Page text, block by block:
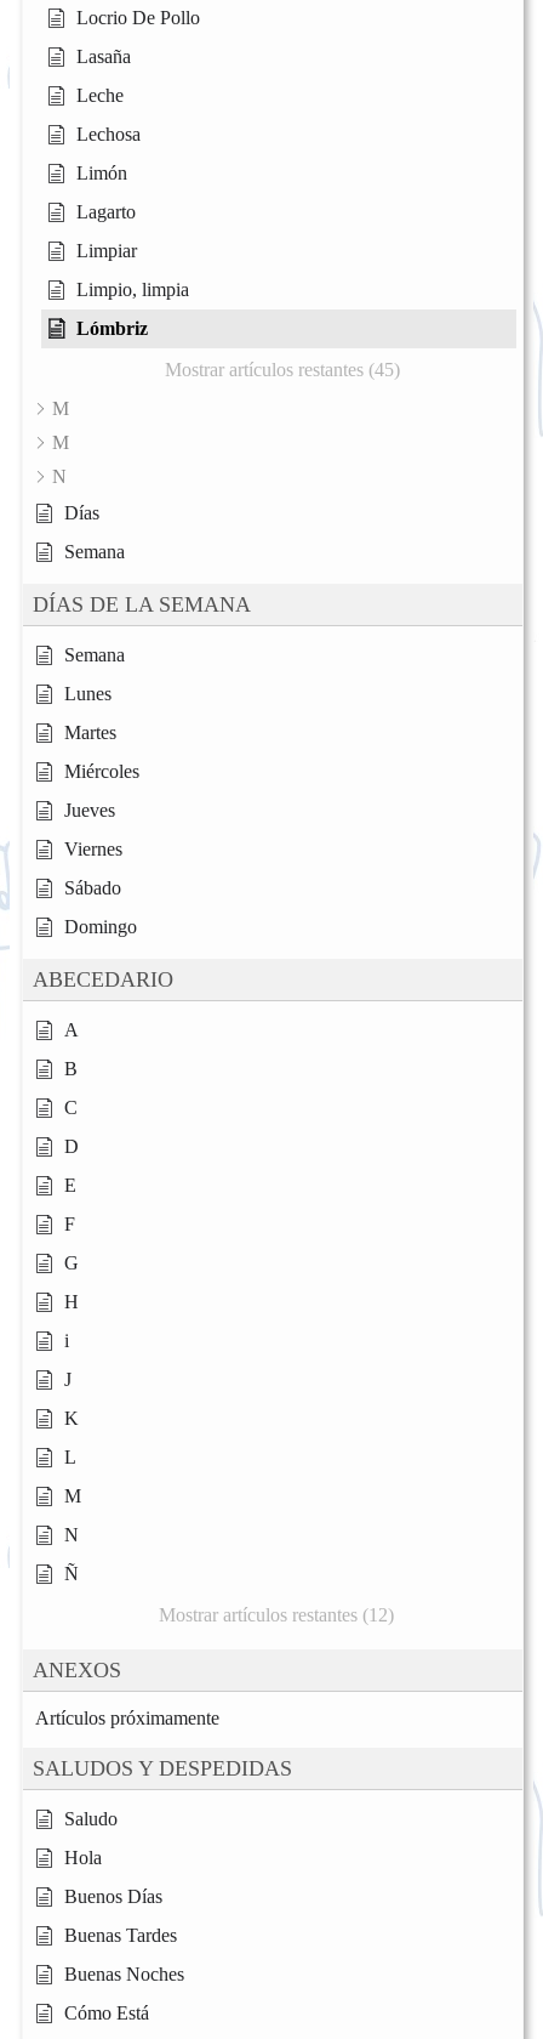
Locrio De Pollo
Lasaña
Leche
Lechosa
Limón
Lagarto
Limpiar
Limpio, limpia
Lómbriz
Mostrar artículos restantes (45)
M
M
N
Días
Semana
DÍAS DE LA SEMANA
Semana
Lunes
Martes
Miércoles
Jueves
Viernes
Sábado
Domingo
ABECEDARIO
A
B
C
D
E
F
G
H
i
J
K
L
M
N
Ñ
Mostrar artículos restantes (12)
ANEXOS
Artículos próximamente
SALUDOS Y DESPEDIDAS
Saludo
Hola
Buenos Días
Buenas Tardes
Buenas Noches
Cómo Está